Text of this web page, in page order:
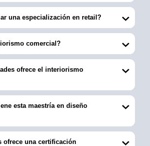
una especialización en retail?
comercial?
ofrece el interiorismo
esta maestría en diseño
ofrece una certificación